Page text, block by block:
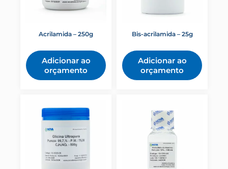
Acrilamida – 250g
Adicionar ao
orçamento
Bis-acrilamida – 25g
Adicionar ao
orçamento